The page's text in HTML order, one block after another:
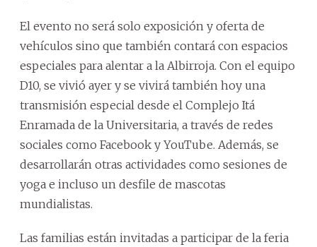
El evento no será solo exposición y oferta de
vehículos sino que también contará con espacios
especiales para alentar a la Albirroja. Con el equipo
D10, se vivió ayer y se vivirá también hoy una
transmisión especial desde el Complejo Itá
Enramada de la Universitaria, a través de redes
sociales como Facebook y YouTube. Además, se
desarrollarán otras actividades como sesiones de
yoga e incluso un desfile de mascotas
mundialistas.
Las familias están invitadas a participar de la feria